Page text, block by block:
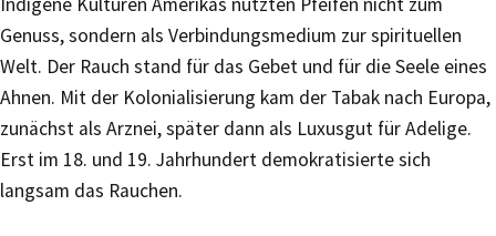
Genuss, sondern als Verbindungsmedium zur spirituellen
Welt. Der Rauch stand für das Gebet und für die Seele eines
Ahnen. Mit der Kolonialisierung kam der Tabak nach Europa,
zunächst als Arznei, später dann als Luxusgut für Adelige.
Erst im 18. und 19. Jahrhundert demokratisierte sich
langsam das Rauchen.